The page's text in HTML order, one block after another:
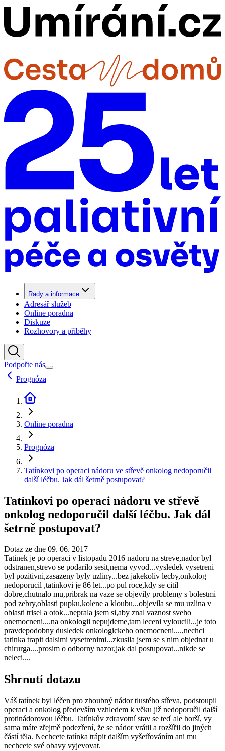
Rady a informace
Adresář služeb
Online poradna
Diskuze
Rozhovory a příběhy
Podpořte nás
Prognóza
Online poradna
Prognóza
Tatínkovi po operaci nádoru ve střevě onkolog nedoporučil
další léčbu. Jak dál šetrně postupovat?
Tatínkovi po operaci nádoru ve střevě
onkolog nedoporučil další léčbu. Jak dál
šetrně postupovat?
Dotaz ze dne 09. 06. 2017
Tatinek je po operaci v listopadu 2016 nadoru na streve,nador byl
odstranen,strevo se podarilo sesit,nema vyvod...vysledek vysetreni
byl pozitivni,zasazeny byly uzliny...bez jakekoliv lecby,onkolog
nedoporucil ,tatinkovi je 86 let...po pul roce,kdy se citil
dobre,chutnalo mu,pribrak na vaze se objevily problemy s bolestmi
pod zebry,oblasti pupku,kolene a kloubu...objevila se mu uzlina v
oblasti trisel a otok...neprala jsem si,aby znal vaznost sveho
onemocneni....na onkologii nepujdeme,tam leceni vyloucili...je toto
pravdepodobny dusledek onkologickeho onemocneni....,nechci
tatinka trapit dalsimi vysetrenimi...zkusila jsem se s nim objednat u
chirurga....prosim o odborny nazor,jak dal postupovat...nikde se
neleci....
Shrnutí dotazu
Váš tatínek byl léčen pro zhoubný nádor tlustého střeva, podstoupil
operaci a onkolog především vzhledem k věku již nedoporučil další
protinádorovou léčbu. Tatínkův zdravotní stav se teď ale horší, vy
sama máte zřejmě podezření, že se nádor vrátil a rozšířil do jiných
částí těla. Nechcete tatínka trápit dalším vyšetřováním ani mu
nechcete své obavy vyjevovat.